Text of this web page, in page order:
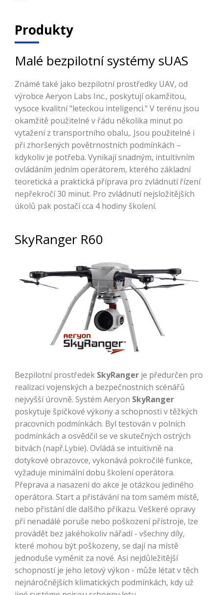
Produkty
Malé bezpilotní systémy sUAS
Známé také jako bezpilotní prostředky UAV, od
výrobce Aeryon Labs Inc., poskytují okamžitou,
vysoce kvalitní "leteckou inteligenci." V terénu jsou
okamžitě použitelné v řádu několika minut po
vytažení z transportního obalu,. Jsou použitelné i
při zhoršených povětrnostních podmínkách –
kdykoliv je potřeba. Vynikají snadným, intuitivním
ovládáním jedním operátorem, kterého základní
teoretická a praktická příprava pro zvládnutí řízení
nepřekročí 30 minut. Pro zvládnutí nejsložitějších
úkolů pak postačí cca 4 hodiny školení.
SkyRanger R60
Bezpilotní prostředek SkyRanger je předurčen pro
realizaci vojenských a bezpečnostních scénářů
nejvyšší úrovně. Systém Aeryon SkyRanger
poskytuje špičkové výkony a schopnosti v těžkých
pracovních podmínkách. Byl testován v polních
podmínkách a osvědčil se ve skutečných ostrých
bitvách (např.Lybie). Ovládá se intuitivně na
dotykové obrazovce, vykonává pokročilé funkce,
vyžaduje minimální dobu školení operátora.
Přeprava a nasazení do akce je otázkou jediného
operátora. Start a přistávání na tom samém místě,
nebo přistání dle dalšího příkazu. Veškeré opravy
při nenadálé poruše nebo poškození přístroje, lze
provádět bez jakéhokoliv nářadí - všechny díly,
které mohou být poškozeny, se dají na místě
jednoduše vyměnit za nové. Asi nejdůležitější
schopností je jeho letový výkon - může létat v těch
nejnáročnějších klimatických podmínkách, kdy už